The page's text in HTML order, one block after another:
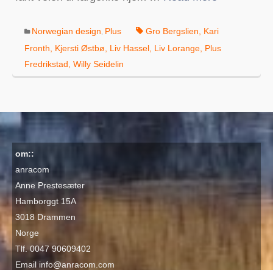
Norwegian design Plus Gro Bergslien
Kari
Fronth
Kjersti Østbø Liv Hassel Liv Lorange Plus
Fredrikstad Willy Seidelin
om::
anracom
Anne Prestesæter
Hamborggt 15A
3018 Drammen
Norge
Tlf. 0047 90609402
Email info@anracom.com